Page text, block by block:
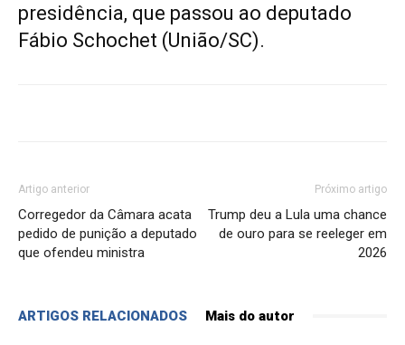
presidência, que passou ao deputado
Fábio Schochet (União/SC).
Artigo anterior
Corregedor da Câmara acata
pedido de punição a deputado
que ofendeu ministra
Próximo artigo
Trump deu a Lula uma chance
de ouro para se reeleger em
2026
ARTIGOS RELACIONADOS Mais do autor